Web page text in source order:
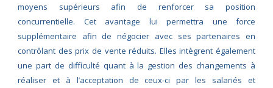
moyens supérieurs afin de renforcer sa position
concurrentielle. Cet avantage lui permettra une force
supplémentaire afin de négocier avec ses partenaires en
contrôlant des prix de vente réduits. Elles intègrent également
une part de difficulté quant à la gestion des changements à
réaliser et à l’acceptation de ceux-ci par les salariés et